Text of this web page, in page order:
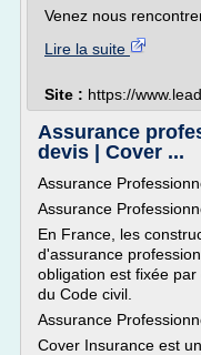
Venez nous
Lire la suite
Site : https://
Assurance
devis | Cover ...
Assurance
Assurance
En France, les
d'assurance
obligation est fixée
du Code civil.
Assurance
Cover Insurance est